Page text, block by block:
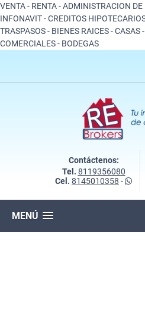
VENTA - RENTA - ADMINISTRACION
INFONAVIT - CREDITOS
TRASPASOS - BIENES RAICES - CASAS
COMERCIALES - BODEGAS
Contáctenos:
Tel. 8119356080
Cel. 8145010358 -
MENÚ